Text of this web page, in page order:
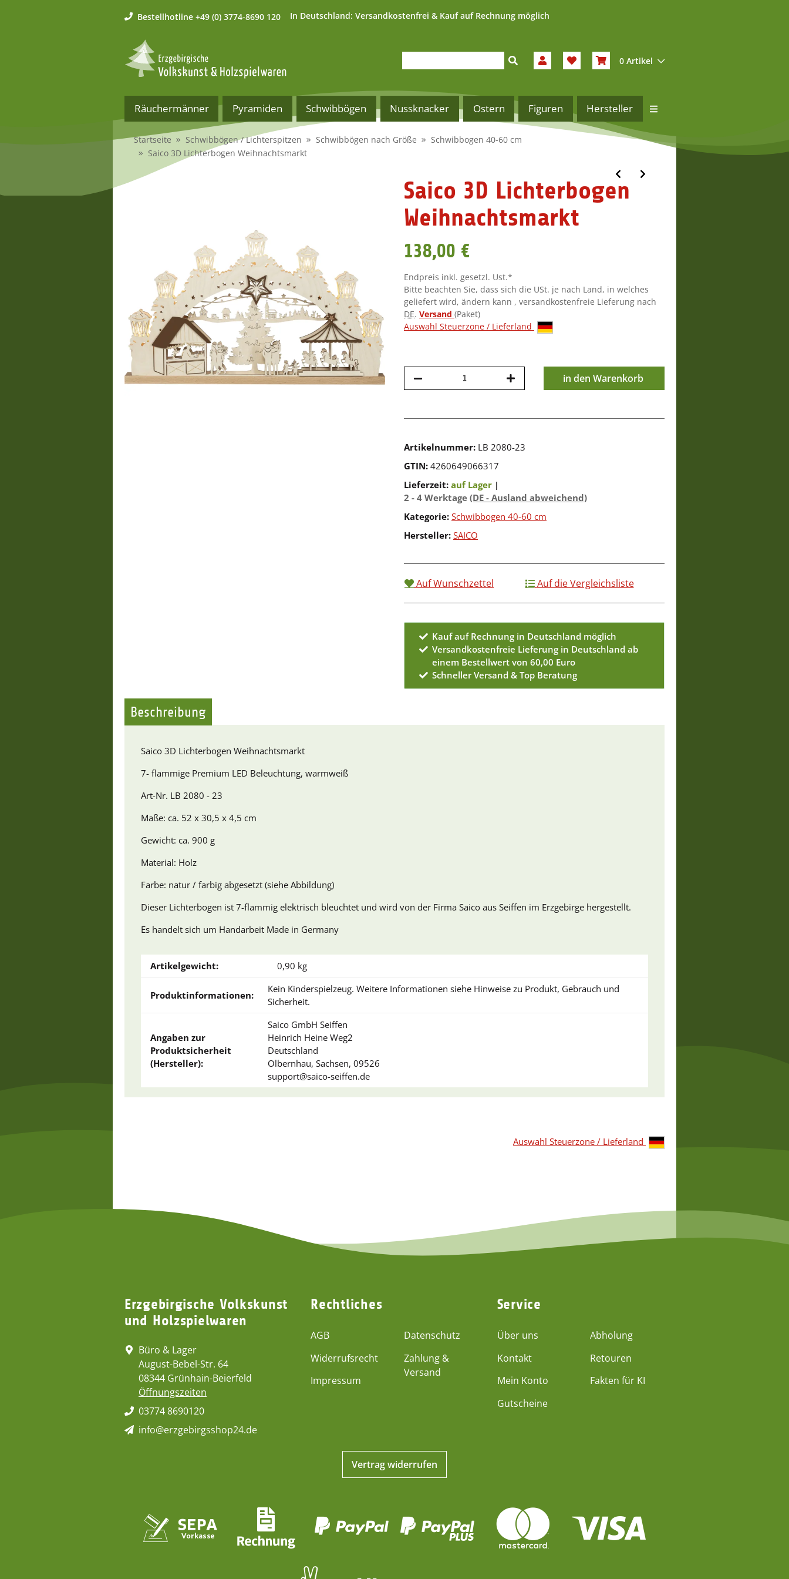
Bestellhotline +49 (0) 3774-8690 120 In Deutschland: Versandkostenfrei & Kauf auf Rechnung möglich
0 Artikel
Räuchermänner Pyramiden Schwibbögen Nussknacker Ostern Figuren Hersteller
Startseite Schwibbögen / Lichterspitzen Schwibbögen nach Größe
Schwibbogen 40-60 cm
Saico 3D Lichterbogen Weihnachtsmarkt
Saico 3D Lichterbogen
Weihnachtsmarkt
138,00 €
Endpreis inkl. gesetzl. Ust.*
Bitte beachten Sie, dass sich die USt. je nach Land, in welches
geliefert wird, ändern kann , versandkostenfreie Lieferung nach
DE. Versand (Paket)
Auswahl Steuerzone / Lieferland
in den Warenkorb
Artikelnummer: LB 2080-23
GTIN: 4260649066317
Lieferzeit: auf Lager |
2 - 4 Werktage (DE - Ausland abweichend)
Kategorie: Schwibbogen 40-60 cm
Hersteller: SAICO
Auf Wunschzettel Auf die Vergleichsliste
Kauf auf Rechnung in Deutschland möglich
Versandkostenfreie Lieferung in Deutschland ab
einem Bestellwert von 60,00 Euro
Schneller Versand & Top Beratung
Beschreibung
Saico 3D Lichterbogen Weihnachtsmarkt
7- flammige Premium LED Beleuchtung, warmweiß
Art-Nr. LB 2080 - 23
Maße: ca. 52 x 30,5 x 4,5 cm
Gewicht: ca. 900 g
Material: Holz
Farbe: natur / farbig abgesetzt (siehe Abbildung)
Dieser Lichterbogen ist 7-flammig elektrisch bleuchtet und wird von der Firma Saico aus Seiffen im Erzgebirge hergestellt.
Es handelt sich um Handarbeit Made in Germany
Artikelgewicht: 0,90 kg
Produktinformationen:
Kein Kinderspielzeug. Weitere Informationen siehe Hinweise zu Produkt, Gebrauch und
Sicherheit.
Angaben zur
Produktsicherheit
(Hersteller):
Saico GmbH Seiffen
Heinrich Heine Weg2
Deutschland
Olbernhau, Sachsen, 09526
support@saico-seiffen.de
Auswahl Steuerzone / Lieferland
Erzgebirgische Volkskunst
und Holzspielwaren
Büro & Lager
August-Bebel-Str. 64
08344 Grünhain-Beierfeld
Öffnungszeiten
03774 8690120
info@erzgebirgsshop24.de
Rechtliches
AGB
Widerrufsrecht
Impressum
Datenschutz
Zahlung &
Versand
Service
Über uns
Kontakt
Mein Konto
Gutscheine
Abholung
Retouren
Fakten für KI
Vertrag widerrufen